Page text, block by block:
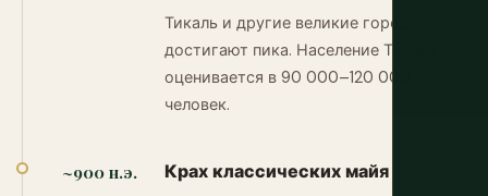
Тикаль и другие великие города
достигают пика. Население Тикаля
оценивается в 90 000–120 000
человек.
~900 н.э. Крах классических майя